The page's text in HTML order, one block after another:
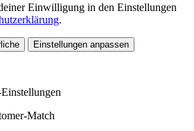
Einwilligung in den Einstellungen
.
Einstellungen anpassen
Match